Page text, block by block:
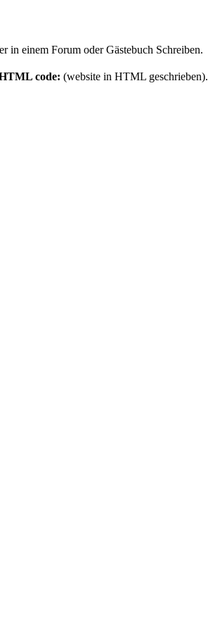
in einem Forum oder Gästebuch Schreiben.
code: (website in HTML geschrieben).